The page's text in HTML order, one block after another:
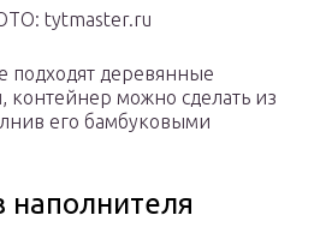
tytmaster.ru
подходят деревянные
контейнер можно сделать из
его бамбуковыми
наполнителя